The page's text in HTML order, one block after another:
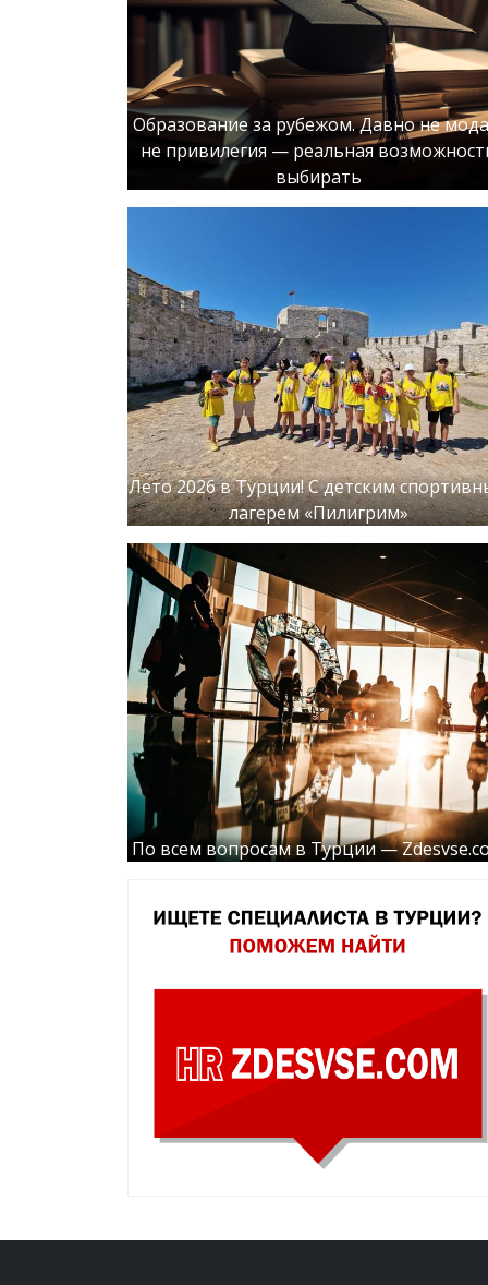
Образование за рубежом. Давно не
не привилегия — реальная
выбирать
Лето 2026 в Турции! С детским
лагерем «Пилигрим»
По всем вопросам в Турции —